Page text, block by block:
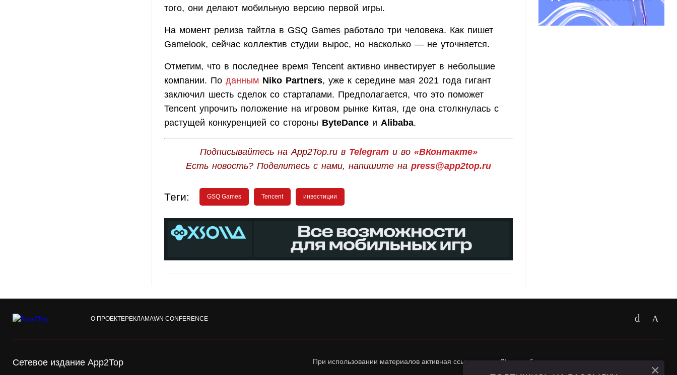
того, они делают мобильную версию первой игры.
На момент релиза тайтла в GSQ Games работало три человека. Как пишет
Gamelook, сейчас коллектив студии вырос, но насколько — не уточняется.
Отметим, что в последнее время Tencent активно инвестирует в небольшие
компании. По данным Niko Partners, уже к середине мая 2021 года гигант
заключил шесть сделок со стартапами. Предполагается, что это поможет
Tencent упрочить положение на игровом рынке Китая, где она столкнулась с
растущей конкуренцией со стороны ByteDance и Alibaba.
Подписывайтесь на App2Top.ru в Telegramи во «ВКонтакте»
Есть новость? Поделитесь с нами, напишите на press@app2top.ru
Теги: GSQ Games Tencent инвестиции
О ПРОЕКТЕРЕКЛАМАWN CONFERENCE
Сетевое издание App2Top При использовании материалов активная ссылка наapp2top.ruобязательна.
×